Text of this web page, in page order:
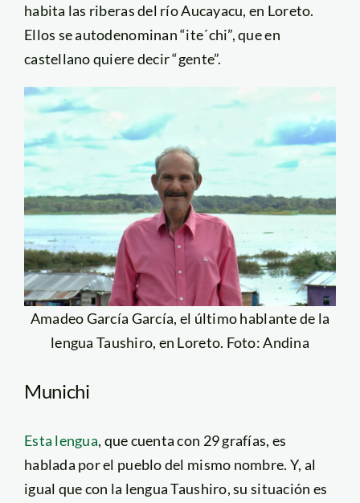
habita las riberas del río Aucayacu, en Loreto.
Ellos se autodenominan “ite´chi”, que en
castellano quiere decir “gente”.
Amadeo García García, el último hablante de la
lengua Taushiro, en Loreto. Foto: Andina
Munichi
Esta lengua, que cuenta con 29 grafías, es
hablada por el pueblo del mismo nombre. Y, al
igual que con la lengua Taushiro, su situación es